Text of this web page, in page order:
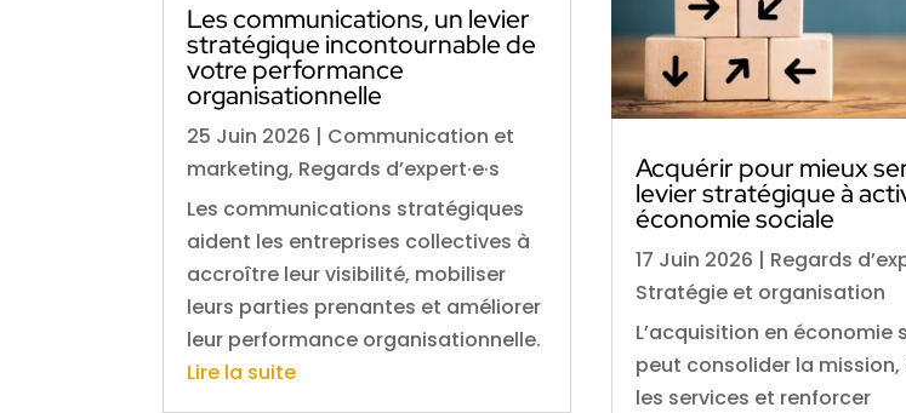
Les communications, un levier
stratégique incontournable de
votre performance
organisationnelle
25 Juin 2026 | Communication et
marketing, Regards d’expert·e·s
Les communications stratégiques
aident les entreprises collectives à
accroître leur visibilité, mobiliser
leurs parties prenantes et améliorer
leur performance organisationnelle.
Lire la suite
Acquérir pour mieux
levier stratégique à
économie sociale
17 Juin 2026 | Regards
Stratégie et organisation
L’acquisition en économie
peut consolider la mission,
les services et renforcer